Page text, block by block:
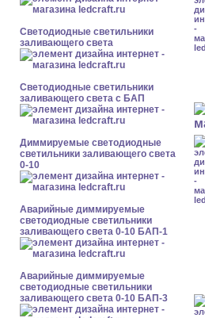
Светодиодные светильники
заливающего света
Светодиодные светильники
заливающего света с БАП
Диммируемые светодиодные
светильники заливающего света
0-10
Аварийные диммируемые
светодиодные светильники
заливающего света 0-10 БАП-1
Аварийные диммируемые
светодиодные светильники
заливающего света 0-10 БАП-3